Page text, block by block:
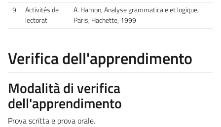
9
Activités de
lectorat
A. Hamon, Analyse grammaticale et logique,
Paris, Hachette, 1999
Verifica dell'apprendimento
Modalità di verifica
dell'apprendimento
Prova scritta e prova orale.